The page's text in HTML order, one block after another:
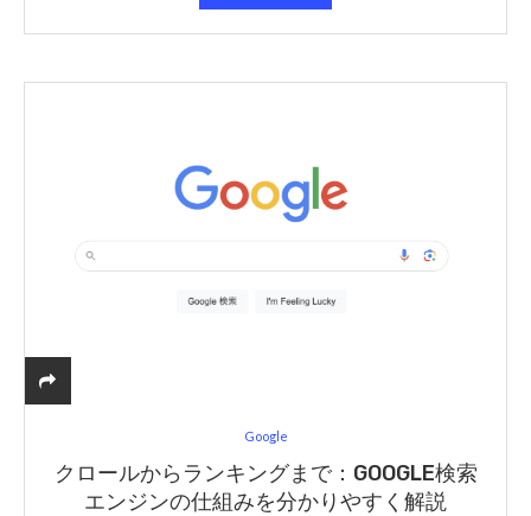
Google
クロールからランキングまで：GOOGLE検索
エンジンの仕組みを分かりやすく解説